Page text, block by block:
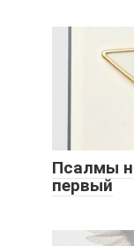
Псалмы
первый